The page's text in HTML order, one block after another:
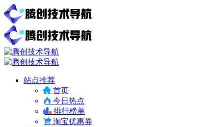
站点推荐
首页
今日热点
排行榜单
淘宝优惠券